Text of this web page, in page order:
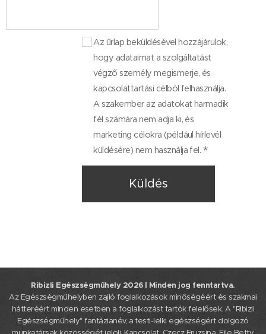
Az űrlap beküldésével hozzájárulok,
hogy adataimat a szolgáltatást
végző személy megismerje, és
kapcsolattartási célból felhasználja.
A szakember az adatokat harmadik
fél számára nem adja ki, és
marketing célokra (például hírlevél
küldésére) nem használja fel.
Küldés
Ribizli Egészségműhely 2026 | Minden jog fenntartva.
Az Egészségműhelyben zajló foglalkozások minőségéért és szakmai
hátteréért minden esetben a foglalkozást tartók felelősek. A "Ribizli
Egészségműhely" fantázianév, a testi-lelki egészségért dolgozó